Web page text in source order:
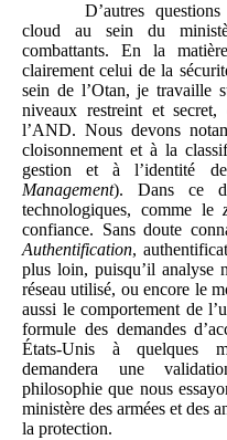
D’autres
cloud au sein du
combattants. En la
clairement celui de la
sein de l’Otan, je travaille
niveaux restreint et
l’AND. Nous devons
cloisonnement et à la
gestion et à l’identité
Management). Dans ce
technologiques, comme le
confiance. Sans doute
Authentification,
plus loin, puisqu’il analyse
réseau utilisé, ou encore le
aussi le comportement de
formule des demandes
États-Unis à quelques
demandera une
philosophie que nous
ministère des armées et des
la protection.